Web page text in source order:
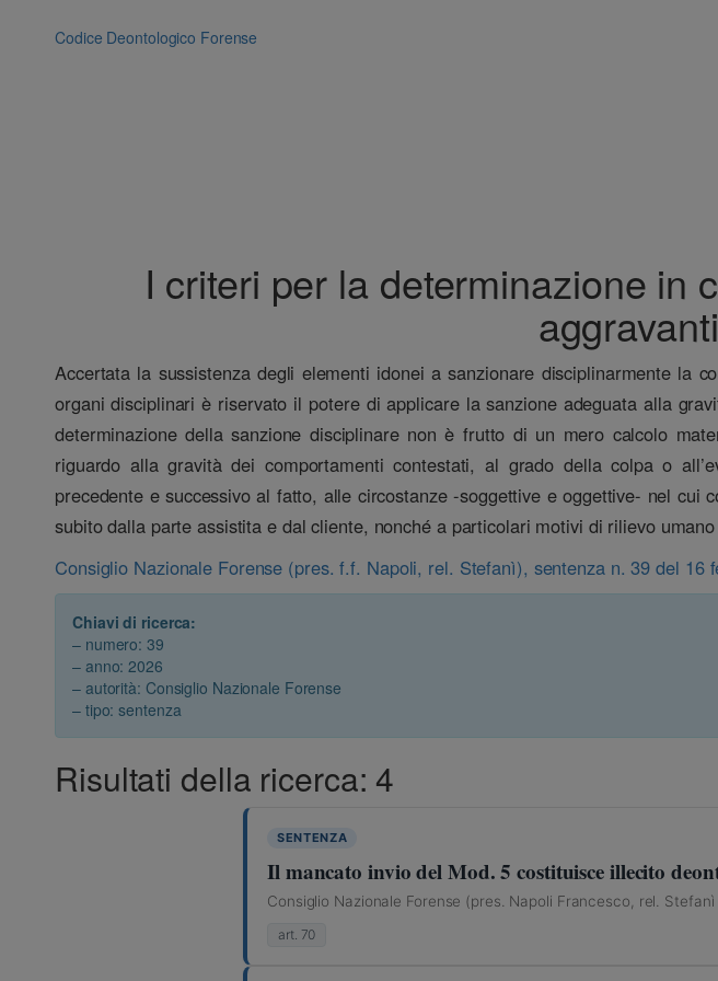
Codice Deontologico Forense
I criteri per la determinazione in
Accertata la sussistenza degli elementi idonei a sanzionare disciplinarmente la
organi disciplinari è riservato il potere di applicare la sanzione adeguata alla
determinazione della sanzione disciplinare non è frutto di un mero calcolo
riguardo alla gravità dei comportamenti contestati, al grado della colpa o
precedente e successivo al fatto, alle circostanze -soggettive e oggettive- nel
subito dalla parte assistita e dal cliente, nonché a particolari motivi di rilievo
Consiglio Nazionale Forense (pres. f.f. Napoli, rel. Stefanì), sentenza n. 39 del 16
Chiavi di ricerca:
– numero: 39
– anno: 2026
– autorità: Consiglio Nazionale Forense
– tipo: sentenza
Risultati della ricerca: 4
SENTENZA
Il mancato invio del Mod. 5 costituisce illecito
Consiglio Nazionale Forense (pres. Napoli Francesco, rel.
art. 70